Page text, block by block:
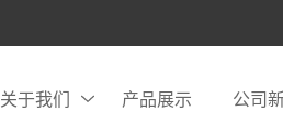
关于我们 产品展示 公司